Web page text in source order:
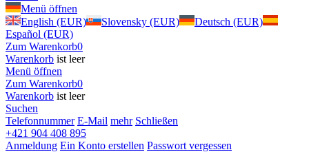
Menü öffnen
English (EUR)
Slovensky (EUR)
Deutsch (EUR)
Español (EUR)
Zum Warenkorb0
Warenkorb ist leer
Menü öffnen
Zum Warenkorb0
Warenkorb ist leer
Suchen
Telefonnummer E-Mail mehr Schließen
+421 904 408 895
Anmeldung Ein Konto erstellen Passwort vergessen